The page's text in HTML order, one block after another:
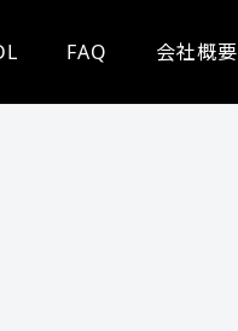
FAQ 会社概要